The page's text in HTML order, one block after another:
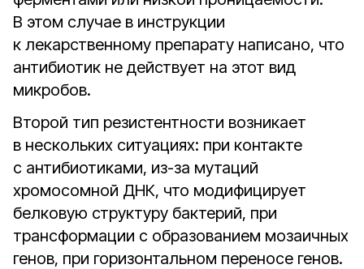
В этом случае в инструкции
к лекарственному препарату написано, что
антибиотик не действует на этот вид
микробов.
Второй тип резистентности возникает
в нескольких ситуациях: при контакте
с антибиотиками, из-за мутаций
хромосомной ДНК, что модифицирует
белковую структуру бактерий, при
трансформации с образованием мозаичных
генов, при горизонтальном переносе генов.